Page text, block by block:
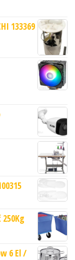
133369
6 El /